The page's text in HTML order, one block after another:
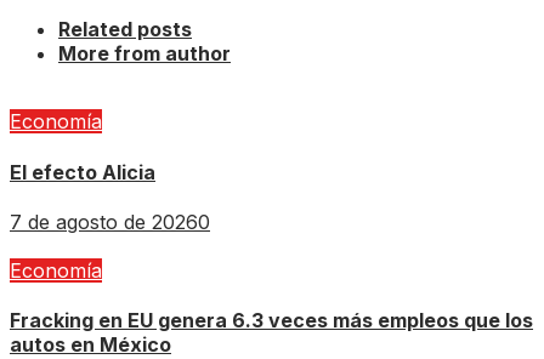
Related posts
More from author
Economía
El efecto Alicia
7 de agosto de 20260
Economía
Fracking en EU genera 6.3 veces más empleos que los
autos en México